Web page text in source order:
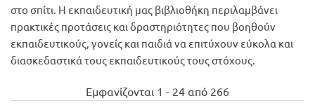
Τεύχη Περιοδικών
στο σπίτι. Η εκπαιδευτική μας βιβλιοθήκη περιλαμβάνει
πρακτικές προτάσεις και δραστηριότητες που βοηθούν
εκπαιδευτικούς, γονείς και παιδιά να επιτύχουν εύκολα και
διασκεδαστικά τους εκπαιδευτικούς τους στόχους.
Εμφανίζονται 1 - 24 από 266